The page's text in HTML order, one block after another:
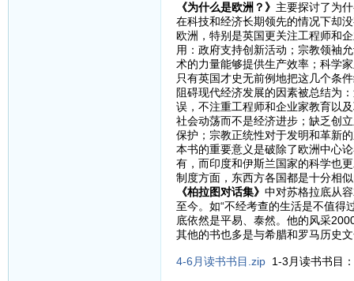
《为什么是欧洲？》 主要探讨了为
在科技和经济长期领先的情况下却
欧洲，特别是英国更关注工程师和
用：政府支持创新活动；宗教领袖
术的力量能够提供生产效率；科学
只有英国才史无前例地把这几个条
阻碍现代经济发展的因素被总结为
误，不注重工程师和企业家教育以
社会动荡而不是经济进步；缺乏创
保护；宗教正统性对于发明和革新
本书的重要意义是破除了欧洲中心
有，而印度和伊斯兰国家的科学也
制度方面，东西方各国都是十分相
《柏拉图对话集》 中对苏格拉底从
至今。如“不经考查的生活是不值得
底依然是平易、泰然。他的风采
其他的书也多是与希腊和罗马历史
4-6月读书书目.zip1-3月读书书目：